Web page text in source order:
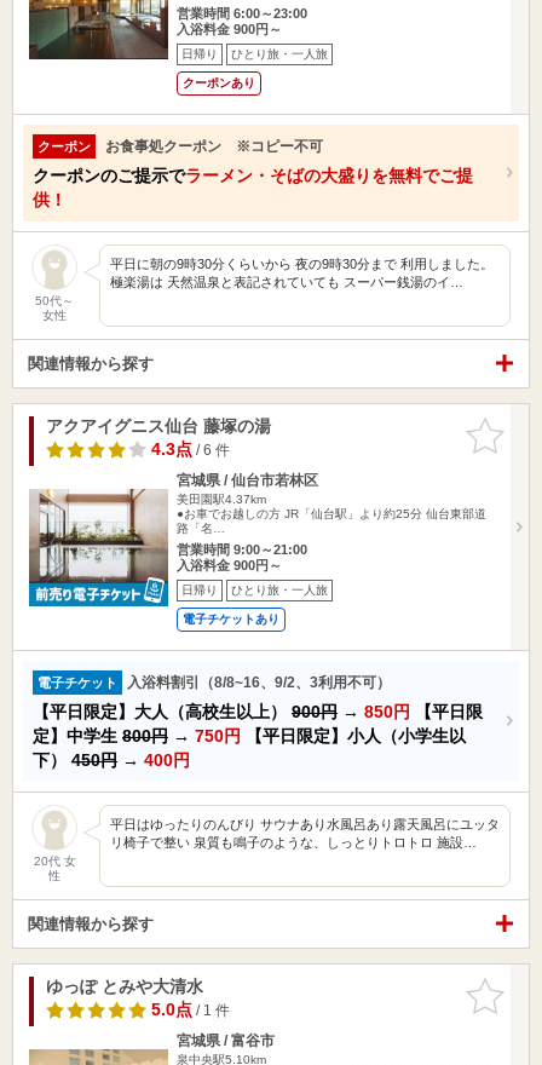
営業時間 6:00～23:00
入浴料金 900円～
日帰り ひとり旅・一人旅
クーポンあり
クーポン お食事処クーポン ※コピー不可
クーポンのご提示でラーメン・そばの大盛りを無料でご提
供！
50代～
女性
平日に朝の9時30分くらいから 夜の9時30分まで 利用しました。
極楽湯は 天然温泉と表記されていても スーパー銭湯のイ…
関連情報から探す
お気に入
りに追加
アクアイグニス仙台 藤塚の湯
4.3点/ 6 件
宮城県 / 仙台市若林区
美田園駅4.37km
●お車でお越しの方 JR「仙台駅」より約25分 仙台東部道
路「名…
営業時間 9:00～21:00
入浴料金 900円～
日帰り ひとり旅・一人旅
電子チケットあり
電子チケット 入浴料割引（8/8~16、9/2、3利用不可）
【平日限定】大人（高校生以上） 900円 → 850円
【平日限
定】中学生 800円 → 750円
【平日限定】小人（小学生以
下） 450円 → 400円
20代 女
性
平日はゆったりのんびり サウナあり水風呂あり露天風呂にユッタ
リ椅子で整い 泉質も鳴子のような、しっとりトロトロ 施設…
関連情報から探す
お気に入
りに追加
ゆっぽ とみや大清水
5.0点/ 1 件
宮城県 / 富谷市
泉中央駅5.10km